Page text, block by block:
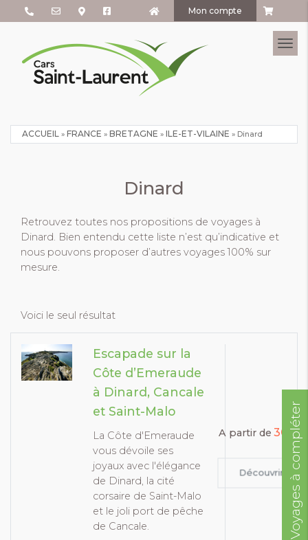
Mon compte
ACCUEIL » FRANCE » BRETAGNE » ILE-ET-VILAINE » Dinard
Dinard
Retrouvez toutes nos propositions de voyages à
Dinard. Bien entendu cette liste n’est qu’indicative et
nous pouvons proposer d’autres voyages 100% sur
mesure.
Voici le seul résultat
Escapade sur la
Côte d’Emeraude
à Dinard, Cancale
et Saint-Malo
La Côte d'Emeraude
vous dévoile ses
joyaux avec l'élégance
de Dinard, la cité
corsaire de Saint-Malo
et le joli port de pêche
de Cancale.
A partir de 300€
Découvrir Voyages à compléter